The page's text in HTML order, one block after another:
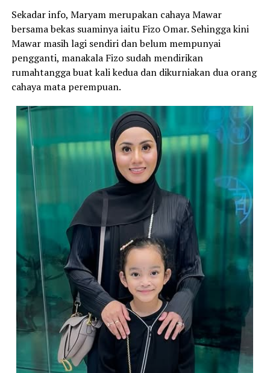
Sekadar info, Maryam merupakan cahaya Mawar
bersama bekas suaminya iaitu Fizo Omar. Sehingga kini
Mawar masih lagi sendiri dan belum mempunyai
pengganti, manakala Fizo sudah mendirikan
rumahtangga buat kali kedua dan dikurniakan dua orang
cahaya mata perempuan.